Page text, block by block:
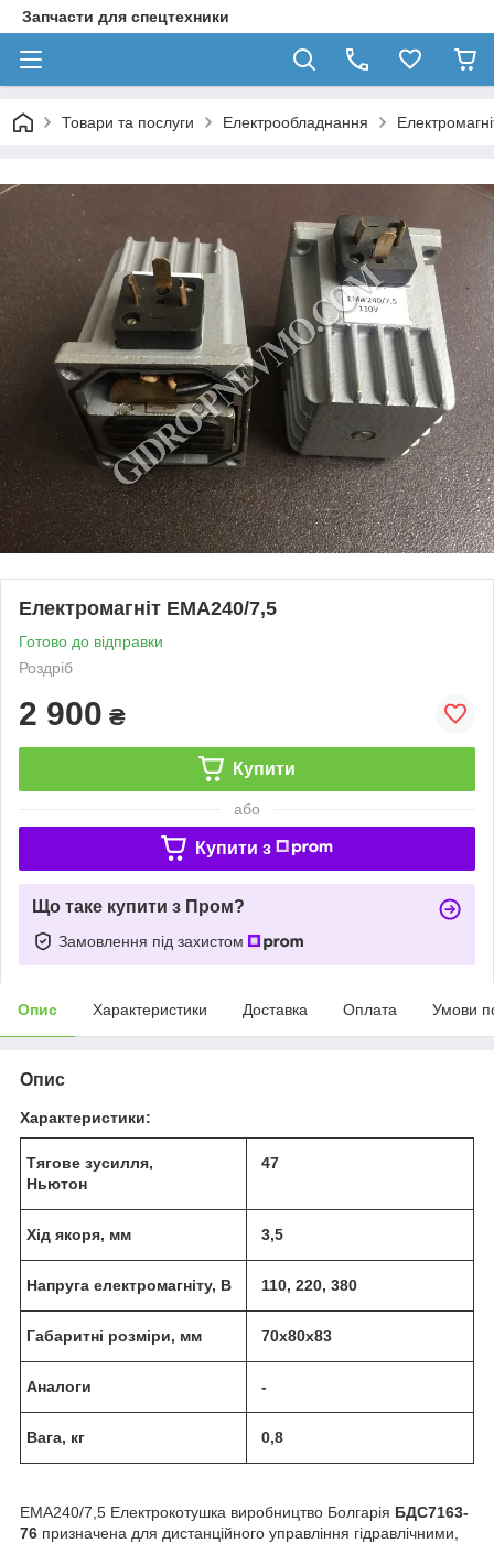
Запчасти для спецтехники
Товари та послуги Електрообладнання
Електромагніт ЕМА240/7,5
Готово до відправки
Роздріб
2 900 ₴
Купити
або
Купити з
Що таке купити з Пром?
Замовлення під захистом
Опис Характеристики Доставка Оплата Умови
Опис
Характеристики:
Тягове зусилля,
Ньютон
47
Хід якоря, мм 3,5
Напруга електромагніту, В 110, 220, 380
Габаритні розміри, мм 70х80х83
Аналоги -
Вага, кг 0,8
ЕМА240/7,5 Електрокотушка виробництво Болгарія БДС7163-
76 призначена для дистанційного управління гідравлічними,